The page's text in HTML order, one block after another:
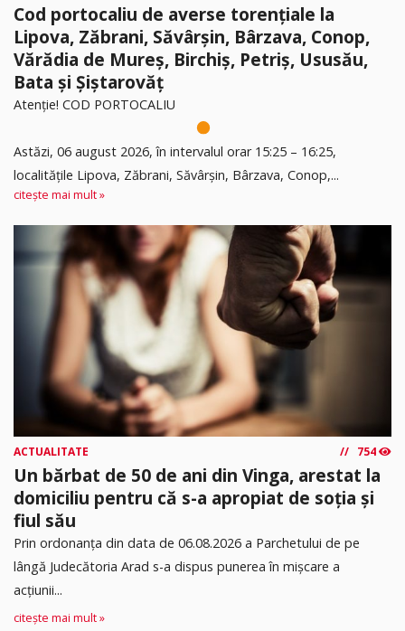
Cod portocaliu de averse torențiale la
Lipova, Zăbrani, Săvârșin, Bârzava, Conop,
Vărădia de Mureș, Birchiș, Petriș, Ususău,
Bata și Șiștarovăț
Atenție! COD PORTOCALIU
Astăzi, 06 august 2026, în intervalul orar 15:25 – 16:25,
localitățile Lipova, Zăbrani, Săvârșin, Bârzava, Conop,...
citește mai mult »
ACTUALITATE 754
Un bărbat de 50 de ani din Vinga, arestat la
domiciliu pentru că s-a apropiat de soția și
fiul său
Prin ordonanța din data de 06.08.2026 a Parchetului de pe
lângă Judecătoria Arad s-a dispus punerea în mişcare a
acţiunii...
citește mai mult »